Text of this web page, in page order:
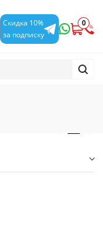
Скидка 10%
за подписку
0